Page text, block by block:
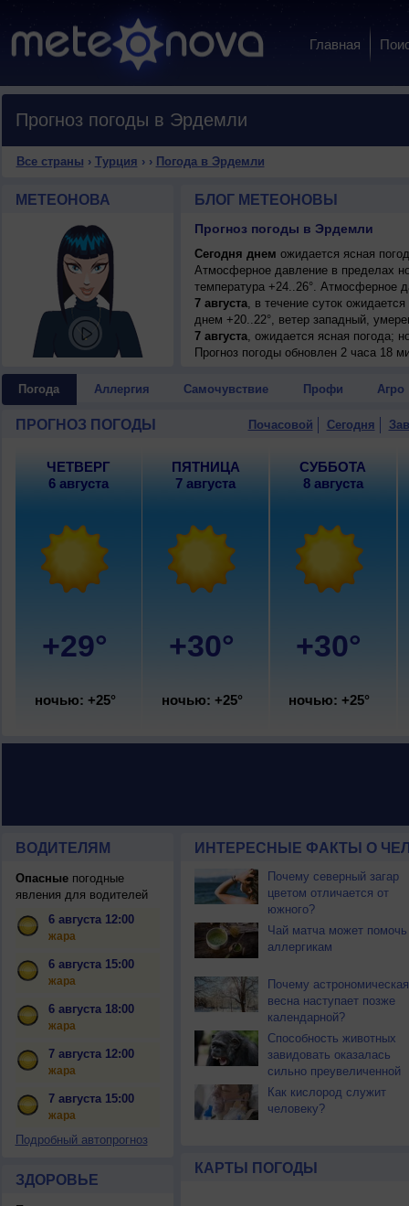
Главная
Прогноз погоды в Эрдемли
Все страны › Турция › › Погода в Эрдемли
МЕТЕОНОВА БЛОГ МЕТЕОНОВЫ
Прогноз погоды в Эрдемли
Сегодня днем ожидается ясная
Атмосферное давление в пределах
температура +24..26°. Атмосферное
7 августа, в течение суток
днем +20..22°, ветер западный,
7 августа, ожидается ясная погода;
умеренный.
+17..19°, днем +27..29°, ветер
восточный, умеренный.
Прогноз погоды обновлен 2 часа 18
Погода Аллергия Самочувствие Профи Агро
ПРОГНОЗ ПОГОДЫ Почасовой Сегодня
ЧЕТВЕРГ
6 августа
+29°
ночью: +25°
ПЯТНИЦА
7 августа
+30°
ночью: +25°
СУББОТА
8 августа
+30°
ночью: +25°
ВОДИТЕЛЯМ
Опасныепогодные
явления для водителей
6 августа 12:00
жара
6 августа 15:00
жара
6 августа 18:00
жара
7 августа 12:00
жара
7 августа 15:00
жара
Подробный автопрогноз
ЗДОРОВЬЕ
ИНТЕРЕСНЫЕ ФАКТЫ О
Почему северный загар
цветом отличается от
южного?
Чай матча может помочь
аллергикам
Почему астрономическая
весна наступает позже
календарной?
Способность животных
завидовать оказалась
сильно преувеличенной
Как кислород служит
человеку?
КАРТЫ ПОГОДЫ